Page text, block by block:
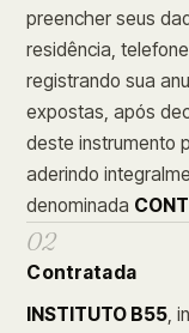
preencher seus
residência,
registrando sua
expostas, após
deste instrumento
aderindo
denominada
02
Contratada
INSTITUTO B55,